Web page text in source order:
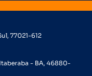
77021-612
- BA, 46880-